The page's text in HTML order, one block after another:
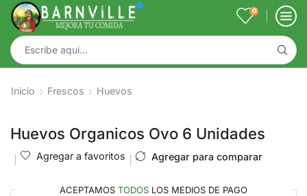
0
Inicio Frescos Huevos
Huevos Organicos Ovo 6 Unidades
Agregar a favoritos Agregar para comparar
ACEPTAMOS TODOS LOS MEDIOS DE PAGO